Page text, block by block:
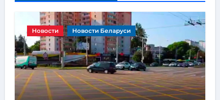
Новости Новости Беларуси